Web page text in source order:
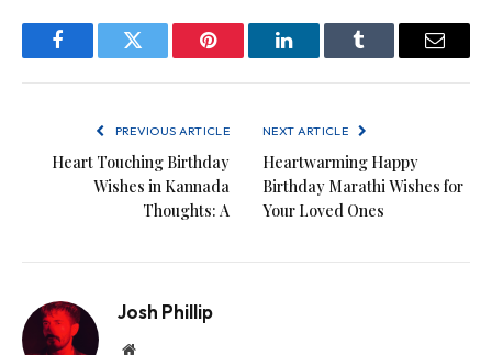
FacebookTwitter Pinterest LinkedInTumblr Email
PREVIOUS ARTICLE
Heart Touching Birthday
Wishes in Kannada
Thoughts: A
NEXT ARTICLE
Heartwarming Happy
Birthday Marathi Wishes for
Your Loved Ones
Josh Phillip
Website